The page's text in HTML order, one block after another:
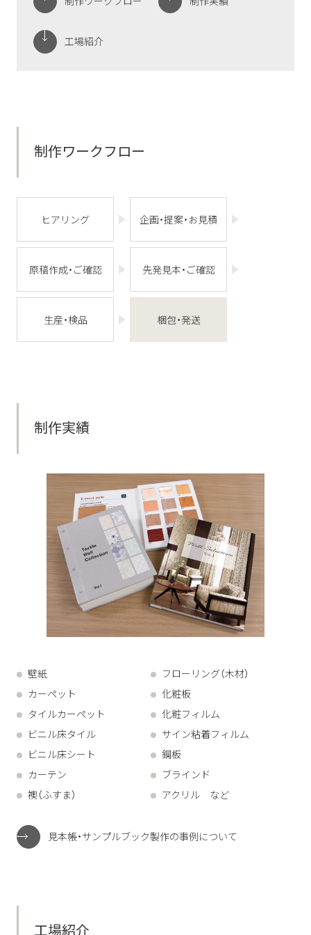
工場紹介
制作ワークフロー
ヒアリング 企画・提案・お見積
原稿作成・ご確認 先発見本・ご確認
生産・検品 梱包・発送
制作実績
壁紙
カーペット
タイルカーペット
ビニル床タイル
ビニル床シート
カーテン
襖（ふすま）
フローリング（木材）
化粧板
化粧フィルム
サイン粘着フィルム
鋼板
ブラインド
アクリル など
見本帳・サンプルブック製作の事例について
工場紹介